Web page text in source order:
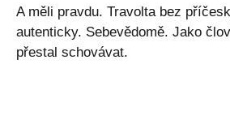
A měli pravdu. Travolta bez
autenticky. Sebevědomě. Jako
přestal schovávat.